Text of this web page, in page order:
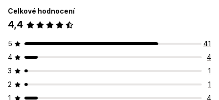
Celkové hodnocení
4,4
5
41
4
4
3
1
2
1
1
4